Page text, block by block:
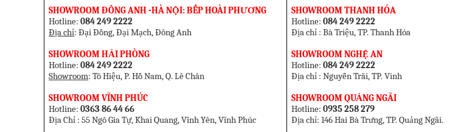
SHOWROOM ĐÔNG ANH -HÀ NỘI: BẾP HOÀI PHƯƠNG
Hotline:084 249 2222
Địa chỉ: Đại Đồng, Đại Mạch, Đông Anh
SHOWROOM HẢI PHÒNG
Hotline:084 249 2222
Showroom: Tô Hiệu, P. Hồ Nam, Q. Lê Chân
SHOWROOM VĨNH PHÚC
Hotline:0363 86 44 66
Địa Chỉ : 55 Ngô Gia Tự, Khai Quang, Vĩnh Yên, Vĩnh Phúc
SHOWROOM THANH HÓA
Hotline:084 249 2222
Địa chỉ : Bà Triệu, TP. Thanh Hóa
SHOWROOM NGHỆ AN
Hotline:084 249 2222
Địa chỉ : Nguyễn Trãi, TP. Vinh
SHOWROOM QUẢNG NGÃI
Hotline:0935 258 279
Địa chỉ: 146 Hai Bà Trưng, TP. Quảng Ngãi.